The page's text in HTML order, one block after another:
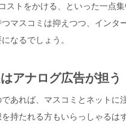
ストをかける、といった一点
マスコミは抑えつつ、インタ
なるでしょう。
アナログ広告が担う
あれば、マスコミとネットに
持たれる方もいらっしゃるは